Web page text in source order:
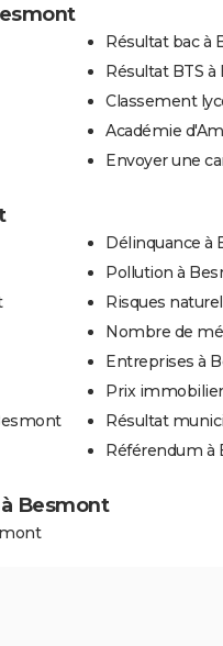
Résultat bac à
Résultat BTS
Classement
Académie
Envoyer une
Délinquance à
Pollution à
Risques
Nombre de
Entreprises à
Prix
Résultat
Référendum à
Besmont